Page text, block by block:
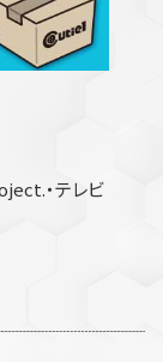
・テレビ